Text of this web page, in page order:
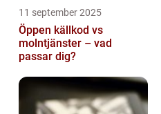
11 september 2025
Öppen källkod vs
molntjänster – vad
passar dig?